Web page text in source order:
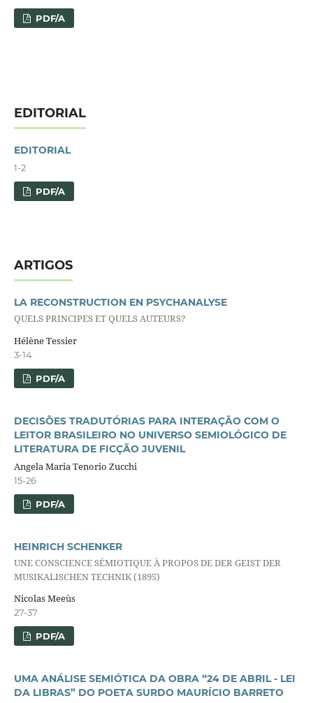
PDF/A
EDITORIAL
EDITORIAL
1-2
PDF/A
ARTIGOS
LA RECONSTRUCTION EN PSYCHANALYSE
QUELS PRINCIPES ET QUELS AUTEURS?
Hélène Tessier
3-14
PDF/A
DECISÕES TRADUTÓRIAS PARA INTERAÇÃO COM O
LEITOR BRASILEIRO NO UNIVERSO SEMIOLÓGICO DE
LITERATURA DE FICÇÃO JUVENIL
Angela Maria Tenorio Zucchi
15-26
PDF/A
HEINRICH SCHENKER
UNE CONSCIENCE SÉMIOTIQUE À PROPOS DE DER GEIST DER
MUSIKALISCHEN TECHNIK (1895)
Nicolas Meeùs
27-37
PDF/A
UMA ANÁLISE SEMIÓTICA DA OBRA “24 DE ABRIL - LEI
DA LIBRAS” DO POETA SURDO MAURÍCIO BARRETO